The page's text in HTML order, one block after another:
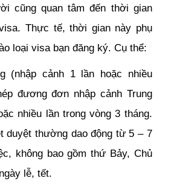
cũng quan tâm đến thời gian
Thực tế, thời gian này phụ
loại visa bạn đăng ký. Cụ thể:
(nhập cảnh 1 lần hoặc nhiều
đương đơn nhập cảnh Trung
nhiều lần trong vòng 3 tháng.
duyệt thường dao động từ 5 – 7
không bao gồm thứ Bảy, Chủ
lễ, tết.